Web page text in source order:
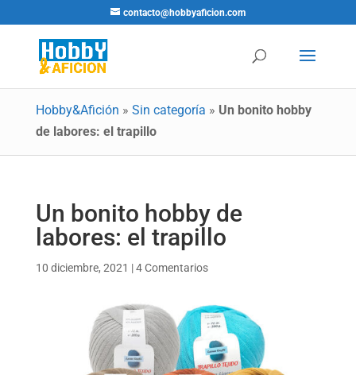
contacto@hobbyaficion.com
Hobby&Afición » Sin categoría » Un bonito hobby
de labores: el trapillo
Un bonito hobby de
labores: el trapillo
10 diciembre, 2021 |4 Comentarios